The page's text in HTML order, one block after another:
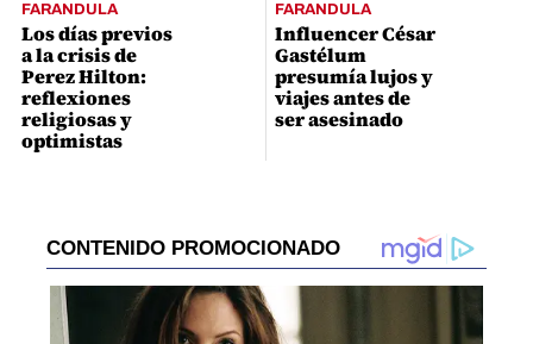
FARANDULA
Los días previos
a la crisis de
Perez Hilton:
reflexiones
religiosas y
optimistas
FARANDULA
Influencer César
Gastélum
presumía lujos y
viajes antes de
ser asesinado